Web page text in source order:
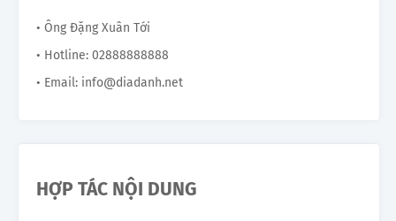
• Ông Đặng Xuân Tới
• Hotline: 02888888888
• Email: info@diadanh.net
HỢP TÁC NỘI DUNG